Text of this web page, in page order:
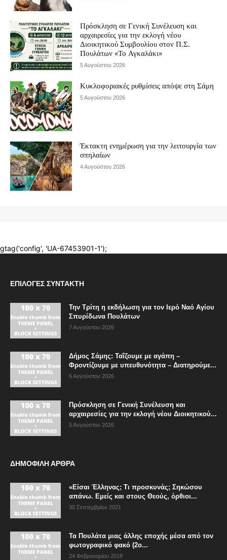
ΕΠΙΛΟΓΈΣ ΣΥΝΤΆΚΤΗ
Την Τρίτη η εκδήλωση για τον Ιερό Ναό Αγίου
Σπυρίδωνα Πουλάτων
7 Αυγούστου 2026
Δήμος Σάμης: Ταΐζουμε με αγάπη –
Φροντίζουμε με υπευθυνότητα – Διατηρούμε...
6 Αυγούστου 2026
Πρόσκληση σε Γενική Συνέλευση και
αρχαιρεσίες για την εκλογή νέου Διοικητικού...
5 Αυγούστου 2026
ΔΗΜΟΦΙΛΗ ΑΡΘΡΑ
«Είσαι Έλληνας; Τι προσκυνάς; Σηκώσου
απάνω. Εμείς και στους Θεούς, όρθιοι...
30 Σεπτεμβρίου 2021
Τα Πουλάτα μιας άλλης εποχής μέσα από τον
φωτογραφικό φακό (2ο...
24 Φεβρουαρίου 2018